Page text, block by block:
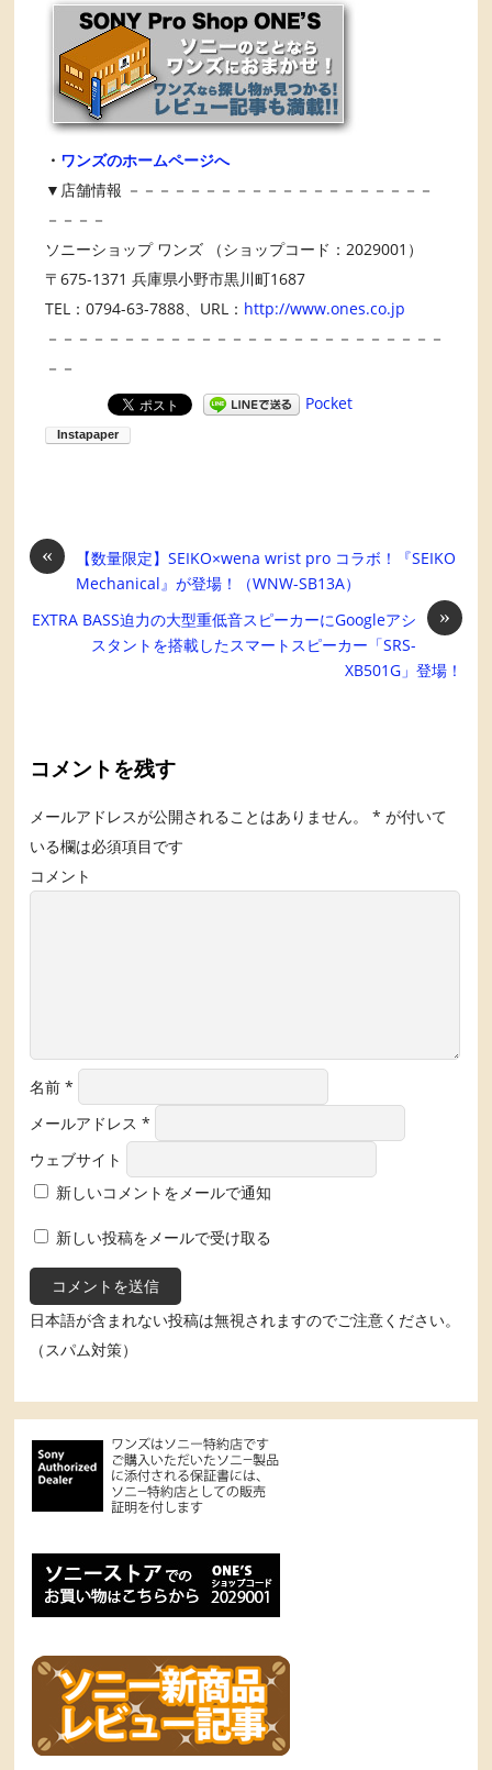
・ ワンズのホームページへ
▼店舗情報 －－－－－－－－－－－－－－－－－－－－
－－－－
ソニーショップ ワンズ （ショップコード：2029001）
〒675-1371 兵庫県小野市黒川町1687
TEL：0794-63-7888、URL： http://www.ones.co.jp
－－－－－－－－－－－－－－－－－－－－－－－－－－
－－
Pocket
«
【数量限定】SEIKO×wena wrist pro コラボ！『SEIKO
Mechanical』が登場！（WNW-SB13A）
»
EXTRA BASS迫力の大型重低音スピーカーにGoogleアシ
スタントを搭載したスマートスピーカー「SRS-
XB501G」登場！
コメントを残す
メールアドレスが公開されることはありません。 * が付いて
いる欄は必須項目です
コメント
名前*
メールアドレス*
ウェブサイト
新しいコメントをメールで通知
新しい投稿をメールで受け取る
日本語が含まれない投稿は無視されますのでご注意ください。
（スパム対策）